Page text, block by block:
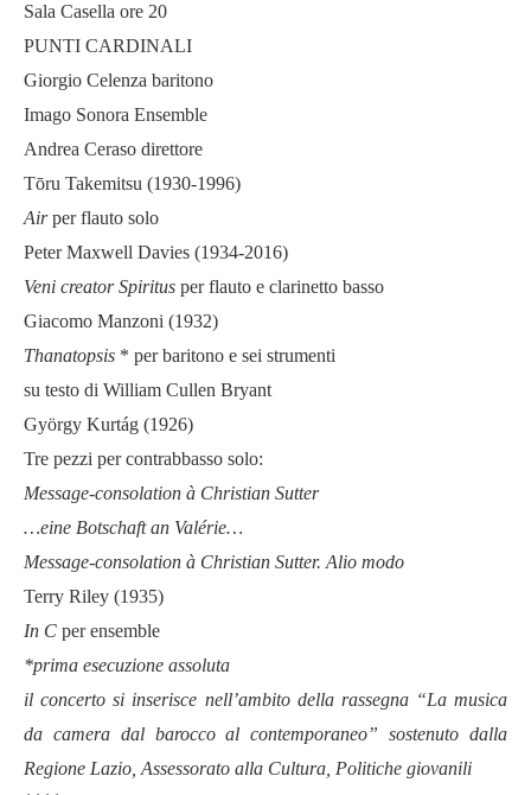
Sala Casella ore 20
PUNTI CARDINALI
Giorgio Celenza baritono
Imago Sonora Ensemble
Andrea Ceraso direttore
Tōru Takemitsu (1930-1996)
Airper flauto solo
Peter Maxwell Davies (1934-2016)
Veni creator Spiritus per flauto e clarinetto basso
Giacomo Manzoni (1932)
Thanatopsis * per baritono e sei strumenti
su testo di William Cullen Bryant
György Kurtág (1926)
Tre pezzi per contrabbasso solo:
Message-consolation à Christian Sutter
…eine Botschaft an Valérie…
Message-consolation à Christian Sutter. Alio modo
Terry Riley (1935)
In C per ensemble
*prima esecuzione assoluta
il concerto si inserisce nell’ambito della rassegna “La musica
da camera dal barocco al contemporaneo” sostenuto dalla
Regione Lazio, Assessorato alla Cultura, Politiche giovanili